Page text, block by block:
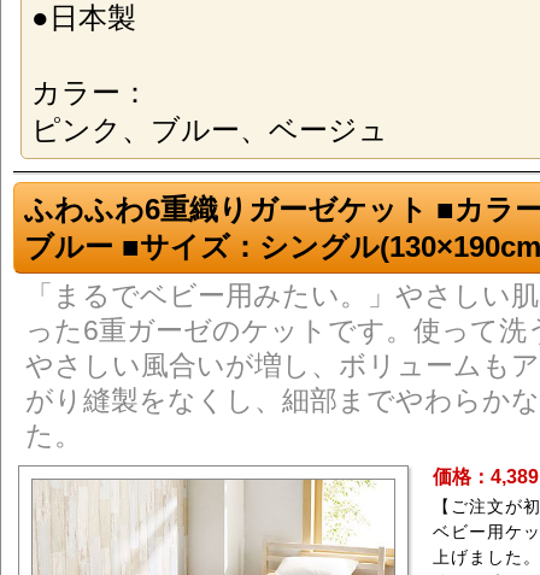
●日本製
カラー：
ピンク、ブルー、ベージュ
ふわふわ6重織りガーゼケット ■カラ
ブルー ■サイズ：シングル
「まるでベビー用みたい。」やさしい
った6重ガーゼのケットです。使って
やさしい風合いが増し、ボリュームも
がり縫製をなくし、細部までやわらか
た。
価格：
【ご注文が
ベビー用ケ
上げました。